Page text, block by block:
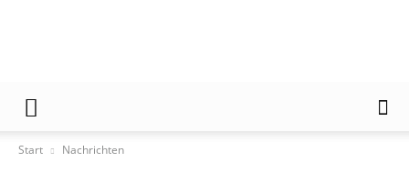
Start Nachrichten